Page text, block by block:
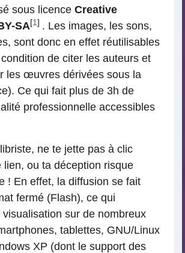
sous licence Creative
SA [1] . Les images, les sons,
sont donc en effet réutilisables
de citer les auteurs et
les œuvres dérivées sous la
Ce qui fait plus de 3h de
professionnelle accessibles
ne te jette pas à clic
lien, ou ta déception risque
! En effet, la diffusion se fait
fermé (Flash), ce qui
sur de nombreux
tablettes, GNU/Linux
XP (dont le support des